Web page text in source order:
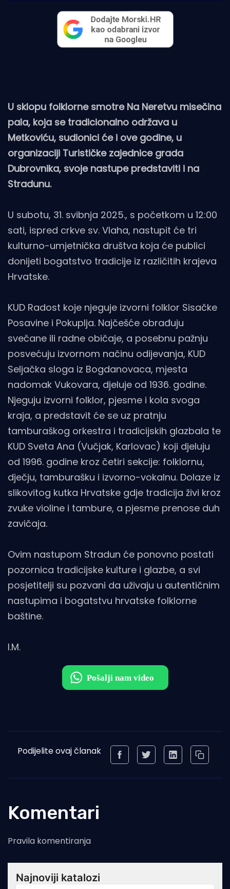
U sklopu folklorne smotre Na Neretvu misečina
pala, koja se tradicionalno održava u
Metkoviću, sudionici će i ove godine, u
organizaciji Turističke zajednice grada
Dubrovnika, svoje nastupe predstaviti i na
Stradunu.
U subotu, 31. svibnja 2025., s početkom u 12:00
sati, ispred crkve sv. Vlaha, nastupit će tri
kulturno-umjetnička društva koja će publici
donijeti bogatstvo tradicije iz različitih krajeva
Hrvatske.
KUD Radost koje njeguje izvorni folklor Sisačke
Posavine i Pokuplja. Najčešće obrađuju
svečane ili radne običaje, a posebnu pažnju
posvećuju izvornom načinu odijevanja, KUD
Seljačka sloga iz Bogdanovaca, mjesta
nadomak Vukovara, djeluje od 1936. godine.
Njeguju izvorni folklor, pjesme i kola svoga
kraja, a predstavit će se uz pratnju
tamburaškog orkestra i tradicijskih glazbala te
KUD Sveta Ana (Vučjak, Karlovac) koji djeluju
od 1996. godine kroz četiri sekcije: folklornu,
dječju, tamburašku i izvorno-vokalnu. Dolaze iz
slikovitog kutka Hrvatske gdje tradicija živi kroz
zvuke violine i tambure, a pjesme prenose duh
zavičaja.
Ovim nastupom Stradun će ponovno postati
pozornica tradicijske kulture i glazbe, a svi
posjetitelji su pozvani da uživaju u autentičnim
nastupima i bogatstvu hrvatske folklorne
baštine.
I.M.
Podijelite ovaj članak
Komentari
Pravila komentiranja